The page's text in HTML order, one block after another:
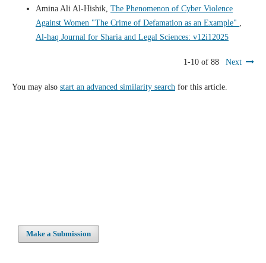
Amina Ali Al-Hishik, The Phenomenon of Cyber Violence
Against Women "The Crime of Defamation as an Example" ,
Al-haq Journal for Sharia and Legal Sciences: v12i12025
1-10 of 88 Next
You may also start an advanced similarity searchfor this article.
Make a Submission